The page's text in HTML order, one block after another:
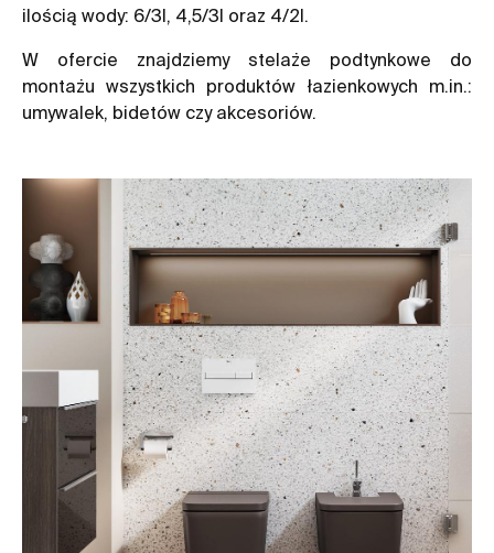
ilością wody: 6/3l, 4,5/3l oraz 4/2l.
W ofercie znajdziemy stelaże podtynkowe do
montażu wszystkich produktów łazienkowych m.in.:
umywalek, bidetów czy akcesoriów.